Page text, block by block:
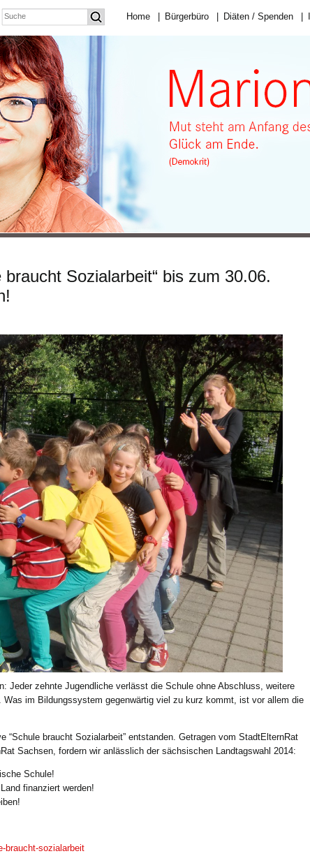
Home Bürgerbüro Diäten / Spenden
Sozialarbeit“ bis zum 30.06.
Jeder zehnte Jugendliche verlässt die Schule ohne Abschluss, weitere
im Bildungssystem gegenwärtig viel zu kurz kommt, ist vor allem die
“Schule braucht Sozialarbeit” entstanden. Getragen vom StadtElternRat
Sachsen, fordern wir anlässlich der sächsischen Landtagswahl 2014:
Schule!
finanziert werden!
braucht-sozialarbeit